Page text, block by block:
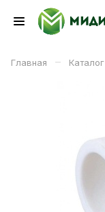
Главная – Каталог